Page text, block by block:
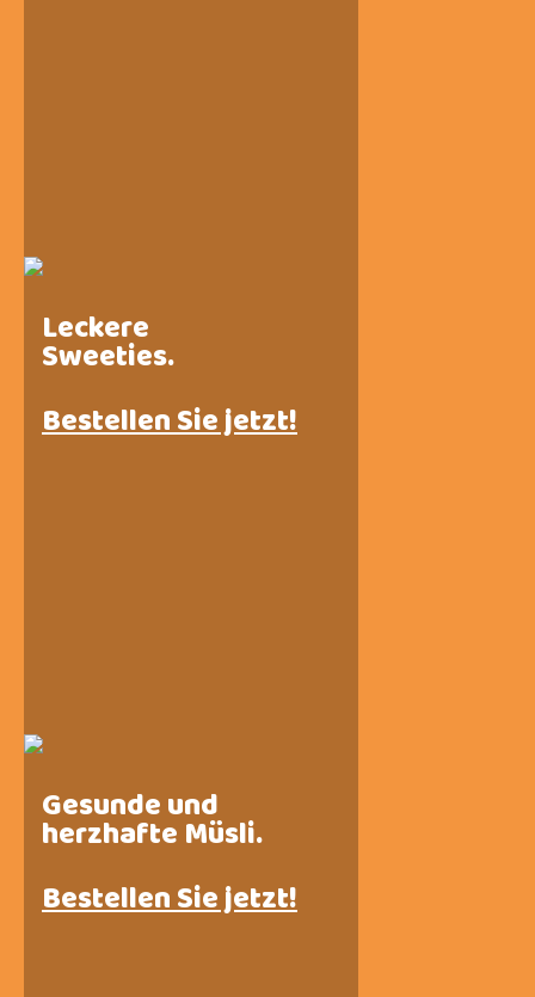
Leckere
Sweeties.
Bestellen Sie jetzt!
Gesunde und
herzhafte Müsli.
Bestellen Sie jetzt!